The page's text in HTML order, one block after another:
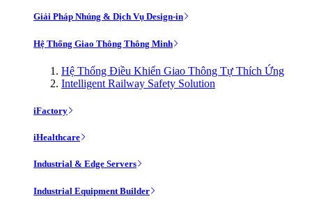
Giải Pháp Nhúng & Dịch Vụ Design-in
Hệ Thống Giao Thông Thông Minh
Hệ Thống Điều Khiển Giao Thông Tự Thích Ứng
Intelligent Railway Safety Solution
iFactory
iHealthcare
Industrial & Edge Servers
Industrial Equipment Builder